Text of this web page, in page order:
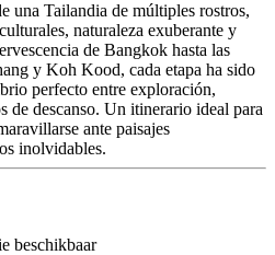
una Tailandia de múltiples rostros,
naturaleza exuberante y
de Bangkok hasta las
y Koh Kood, cada etapa ha sido
perfecto entre exploración,
de descanso. Un itinerario ideal para
ante paisajes
inolvidables.
beschikbaar